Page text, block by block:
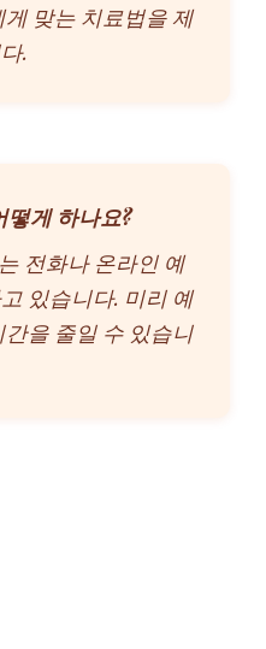
맞는 치료법을 제
.
떻게 하나요?
전화나 온라인 예
있습니다. 미리 예
을 줄일 수 있습니